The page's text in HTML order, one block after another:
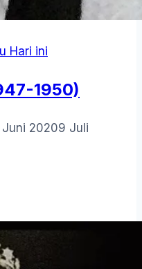
Hari ini
1950)
Juni 20209 Juli